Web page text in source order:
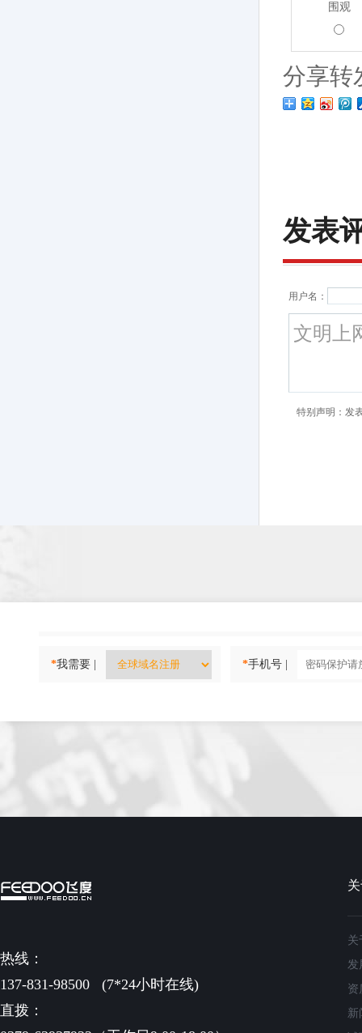
围观
分享转
发表
用户名：
特别声明：发
*我需要 | *手机号 |
热线：
137-831-98500
(7*24小时在线)
直拨：
关
发
资
新